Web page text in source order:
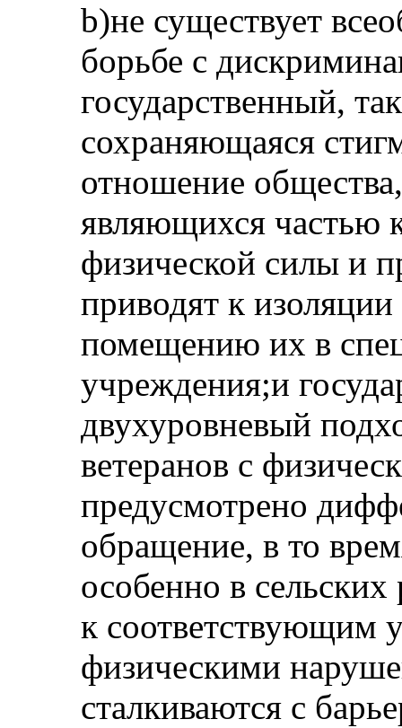
b)не существует
борьбе с
государственный,
сохраняющаяся
отношение
являющихся частью
физической силы и
приводят к
помещению их в
учреждения;и
двухуровневый
ветеранов с
предусмотрено
обращение, в то
особенно в
к соответствующим
физическими
сталкиваются с